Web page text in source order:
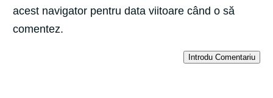
acest navigator pentru data viitoare când o să
comentez.
Introdu Comentariu